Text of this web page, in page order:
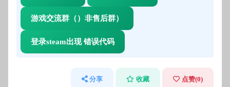
游戏交流群（）非售后群）
登录steam出现 错误代码
分享 收藏 点赞(0)